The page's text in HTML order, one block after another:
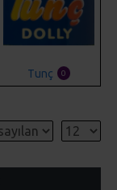
Tunç 0